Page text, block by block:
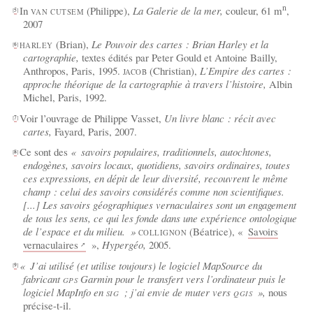
[5] In VAN CUTSEM (Philippe), La Galerie de la mer, couleur, 61 mn,
2007
[6] HARLEY (Brian), Le Pouvoir des cartes : Brian Harley et la
cartographie, textes édités par Peter Gould et Antoine Bailly,
Anthropos, Paris, 1995. JACOB (Christian),L’Empire des cartes :
approche théorique de la cartographie à travers l’histoire, Albin
Michel, Paris, 1992.
[7] Voir l’ouvrage de Philippe Vasset, Un livre blanc : récit avec
cartes, Fayard, Paris, 2007.
[8] Ce sont des « savoirs populaires, traditionnels, autochtones,
endogènes, savoirs locaux, quotidiens, savoirs ordinaires, toutes
ces expressions, en dépit de leur diversité, recouvrent le même
champ : celui des savoirs considérés comme non scientifiques.
[...] Les savoirs géographiques vernaculaires sont un engagement
de tous les sens, ce qui les fonde dans une expérience ontologique
de l’espace et du milieu. » COLLIGNON (Béatrice), « Savoirs
vernaculaires
», Hypergéo, 2005.
[9] « J’ai utilisé (et utilise toujours) le logiciel MapSource du
fabricant GPSGarmin pour le transfert vers l’ordinateur puis le
logiciel MapInfo en SIG ; j’ai envie de muter versQGIS », nous
précise-t-il.